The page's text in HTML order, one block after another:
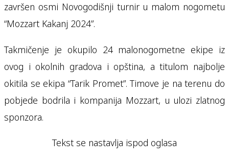
završen osmi Novogodišnji turnir u malom nogometu
“Mozzart Kakanj 2024”.
Takmičenje je okupilo 24 malonogometne ekipe iz
ovog i okolnih gradova i opština, a titulom najbolje
okitila se ekipa “Tarik Promet”. Timove je na terenu do
pobjede bodrila i kompanija Mozzart, u ulozi zlatnog
sponzora.
Tekst se nastavlja ispod oglasa